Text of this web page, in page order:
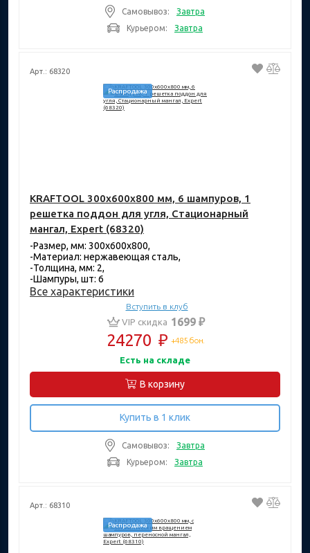
Самовывоз:
Завтра
Курьером:
Завтра
Арт.: 68320
Распродажа
KRAFTOOL 300x600x800 мм, 6 шампуров, 1
решетка поддон для угля, Стационарный
мангал, Expert (68320)
-Размер, мм: 300х600х800,
-Материал: нержавеющая сталь,
-Толщина, мм: 2,
-Шампуры, шт: 6
Все характеристики
Вступить в клуб
VIP скидка 1699 ₽
24270 ₽ +485 бон.
Есть на складе
В корзину
Купить в 1 клик
Самовывоз:
Завтра
Курьером:
Завтра
Арт.: 68310
Распродажа